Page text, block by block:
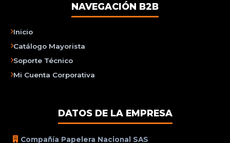
NAVEGACIÓN B2B
Inicio
Catálogo Mayorista
Soporte Técnico
Mi Cuenta Corporativa
DATOS DE LA EMPRESA
Compañía Papelera Nacional SAS